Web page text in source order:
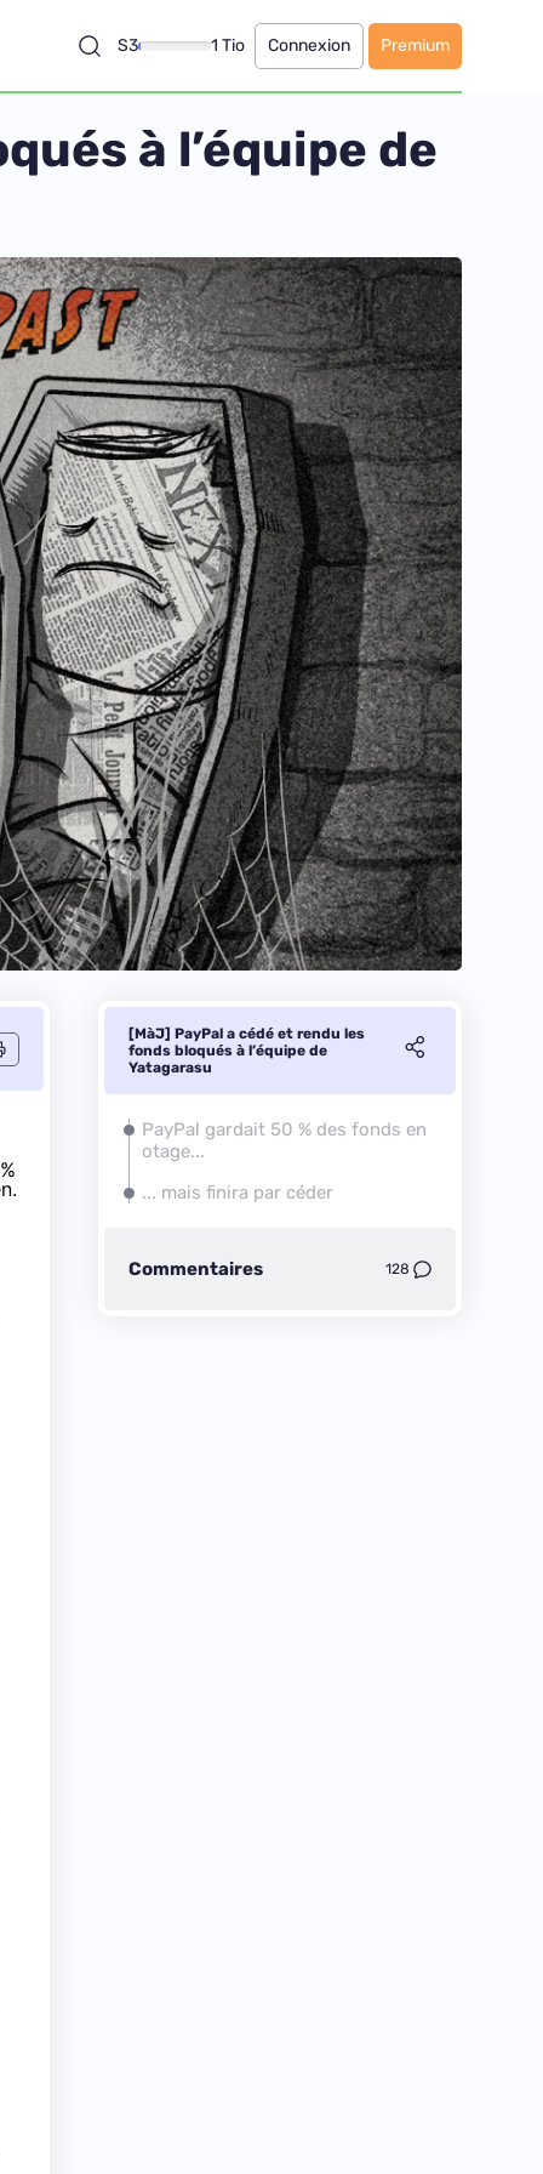
S3 1 Tio Connexion Premium
à l’équipe de
[MàJ] PayPal a cédé et rendu les
fonds bloqués à l’équipe de
Yatagarasu
PayPal gardait 50 % des fonds en
otage...
... mais finira par céder
Commentaires 128